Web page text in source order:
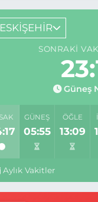
ESKİŞEHİR
SONRAKI
Güneş
GÜNEŞ
05:55
ÖĞLE
13:09
Aylık Vakitler